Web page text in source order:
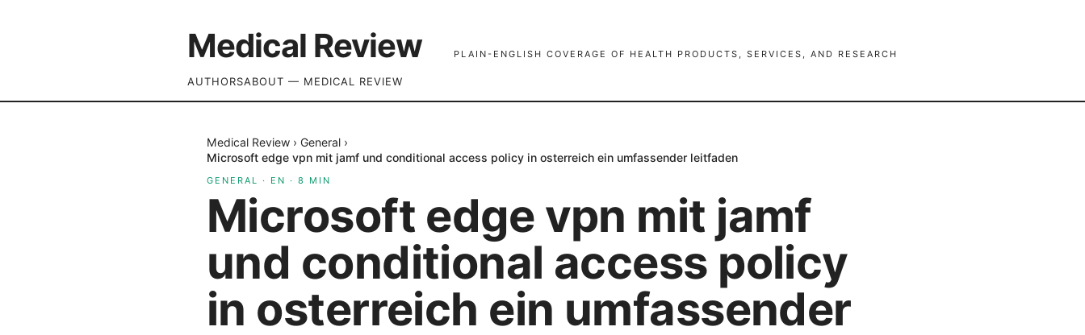
Medical Review PLAIN-ENGLISH COVERAGE OF HEALTH PRODUCTS, SERVICES, AND RESEARCH
AUTHORSABOUT — MEDICAL REVIEW
Medical Review › General ›
Microsoft edge vpn mit jamf und conditional access policy in osterreich ein umfassender leitfaden
GENERAL · EN · 8 MIN
Microsoft edge vpn mit jamf
und conditional access policy
in osterreich ein umfassender